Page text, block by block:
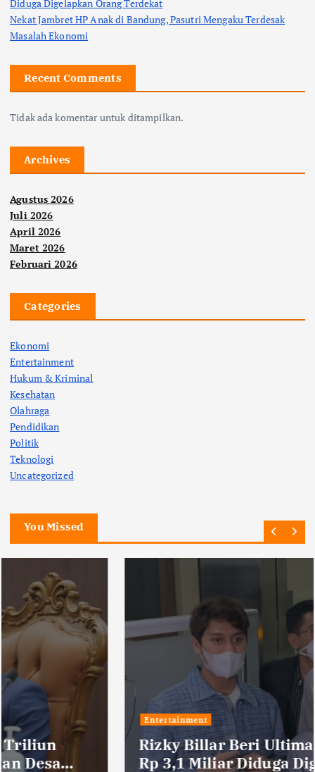
Diduga Digelapkan Orang Terdekat
Nekat Jambret HP Anak di Bandung, Pasutri Mengaku Terdesak
Masalah Ekonomi
Recent Comments
Tidak ada komentar untuk ditampilkan.
Archives
Agustus 2026
Juli 2026
April 2026
Maret 2026
Februari 2026
Categories
Ekonomi
Entertainment
Hukum & Kriminal
Kesehatan
Olahraga
Pendidikan
Politik
Teknologi
Uncategorized
You Missed
Entertainment
Rizky Billar Beri Ultimatum, Dana
Rp 3,1 Miliar Diduga Digelapkan